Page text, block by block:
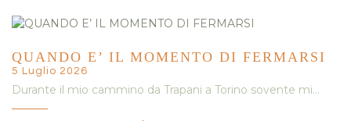
QUANDO E’ IL MOMENTO DI FERMARSI
5 Luglio 2026
Durante il mio cammino da Trapani a Torino sovente mi…